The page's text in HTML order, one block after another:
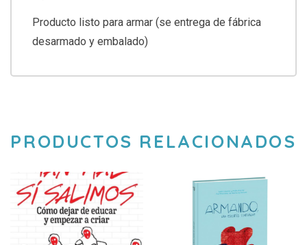
Producto listo para armar (se entrega de fábrica
desarmado y embalado)
PRODUCTOS RELACIONADOS